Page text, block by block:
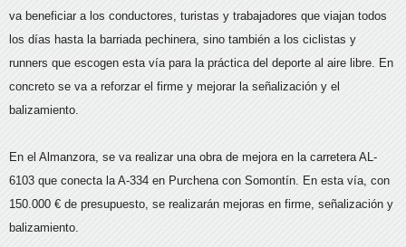
va beneficiar a los conductores, turistas y trabajadores que viajan todos
los días hasta la barriada pechinera, sino también a los ciclistas y
runners que escogen esta vía para la práctica del deporte al aire libre. En
concreto se va a reforzar el firme y mejorar la señalización y el
balizamiento.
En el Almanzora, se va realizar una obra de mejora en la carretera AL-
6103 que conecta la A-334 en Purchena con Somontín. En esta vía, con
150.000 € de presupuesto, se realizarán mejoras en firme, señalización y
balizamiento.